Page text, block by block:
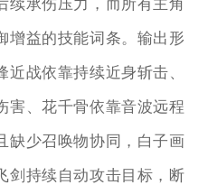
续承伤压力，而所有主角
增益的技能词条。输出形
战依靠持续近身斩击、
害、花千骨依靠音波远程
缺少召唤物协同，白子画
剑持续自动攻击目标，断